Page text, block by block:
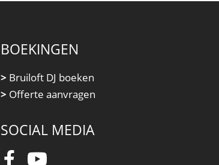
BOEKINGEN
> Bruiloft DJ boeken
> Offerte aanvragen
SOCIAL MEDIA